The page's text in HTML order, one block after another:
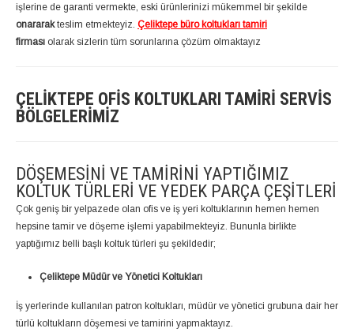
işlerine de garanti vermekte, eski ürünlerinizi mükemmel bir şekilde
onararakteslim etmekteyiz. Çeliktepe büro koltukları tamiri
firması olarak sizlerin tüm sorunlarına çözüm olmaktayız
ÇELIKTEPE OFIS KOLTUKLARI TAMIRI SERVIS
BÖLGELERIMIZ
DÖŞEMESINI VE TAMIRINI YAPTIĞIMIZ
KOLTUK TÜRLERI VE YEDEK PARÇA ÇEŞITLERI
Çok geniş bir yelpazede olan ofis ve iş yeri koltuklarının hemen hemen
hepsine tamir ve döşeme işlemi yapabilmekteyiz. Bununla birlikte
yaptığımız belli başlı koltuk türleri şu şekildedir;
Çeliktepe Müdür ve Yönetici Koltukları
İş yerlerinde kullanılan patron koltukları, müdür ve yönetici grubuna dair her
türlü koltukların döşemesi ve tamirini yapmaktayız.